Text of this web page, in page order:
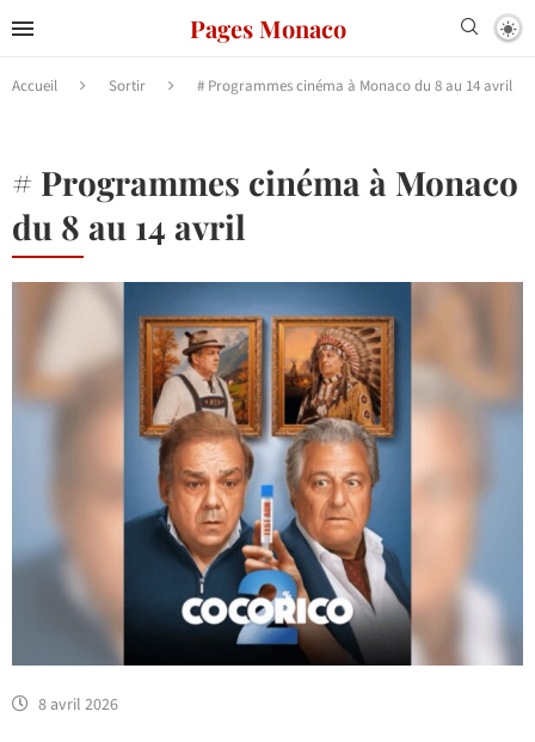
Pages Monaco
Accueil Sortir # Programmes cinéma à Monaco du 8 au 14 avril
# Programmes cinéma à Monaco
du 8 au 14 avril
8 avril 2026